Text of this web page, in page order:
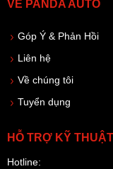
VỀ PANDA AUTO
Góp Ý & Phản Hồi
Liên hệ
Về chúng tôi
Tuyển dụng
HỖ TRỢ KỸ THUẬT
Hotline: